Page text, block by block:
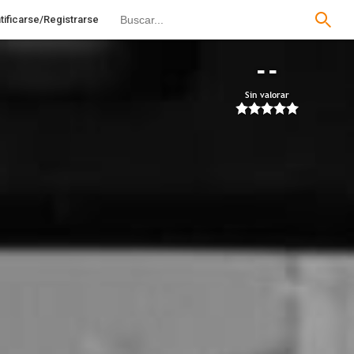
Registrarse
--
Sin valorar